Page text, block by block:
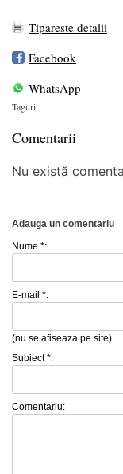
Tipareste detalii
Facebook
WhatsApp
Taguri:
Comentarii
Nu există
Adauga un comentariu
Nume *:
E-mail *:
(nu se afiseaza pe site)
Subiect *:
Comentariu: